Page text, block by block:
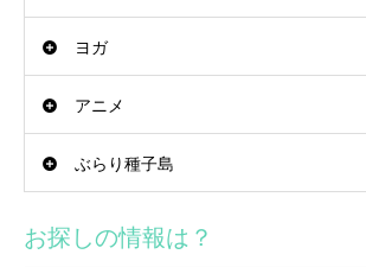
ヨガ
アニメ
ぶらり種子島
お探しの情報は？